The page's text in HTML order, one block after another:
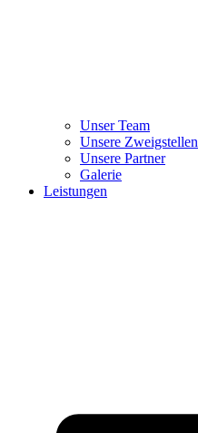
Unser Team
Unsere Zweigstellen
Unsere Partner
Galerie
Leistungen